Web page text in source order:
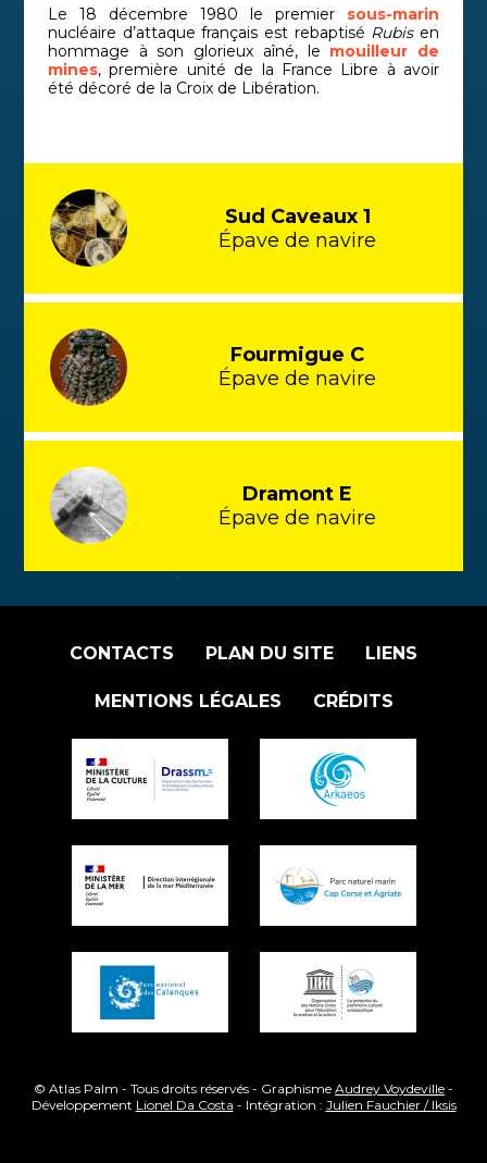
Le 18 décembre 1980 le premier sous-marin
nucléaire d’attaque français est rebaptisé Rubisen
hommage à son glorieux aîné, le mouilleur de
mines, première unité de la France Libre à avoir
été décoré de la Croix de Libération.
Sud Caveaux 1
Épave de navire
Fourmigue C
Épave de navire
Dramont E
Épave de navire
CONTACTS PLAN DU SITE LIENS
MENTIONS LÉGALES CRÉDITS
© Atlas Palm - Tous droits réservés - Graphisme Audrey Voydeville -
Développement Lionel Da Costa - Intégration : Julien Fauchier / Iksis